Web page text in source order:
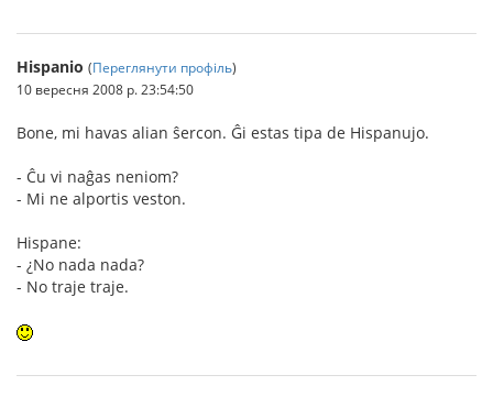
Hispanio (Переглянути профіль)
10 вересня 2008 р. 23:54:50
Bone, mi havas alian ŝercon. Ĝi estas tipa de Hispanujo.
- Ĉu vi naĝas neniom?
- Mi ne alportis veston.
Hispane:
- ¿No nada nada?
- No traje traje.